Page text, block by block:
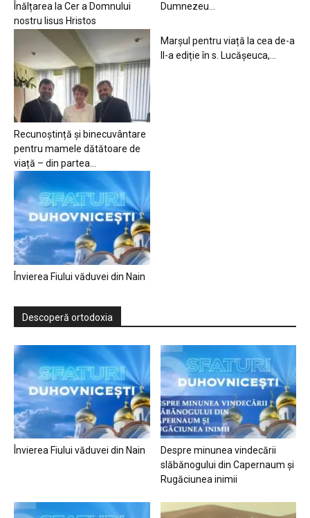
Înălțarea la Cer a Domnului
nostru Iisus Hristos
Dumnezeu…
Recunoștință și binecuvântare
pentru mamele dătătoare de
viață – din partea...
Marșul pentru viață la cea de-a
II-a ediție în s. Lucășeuca,...
Învierea Fiului văduvei din Nain
Descoperă ortodoxia
Învierea Fiului văduvei din Nain
Despre minunea vindecării
slăbănogului din Capernaum și
Rugăciunea inimii